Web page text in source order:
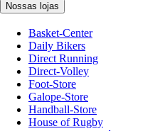
Nossas lojas
Basket-Center
Daily Bikers
Direct Running
Direct-Volley
Foot-Store
Galope-Store
Handball-Store
House of Rugby